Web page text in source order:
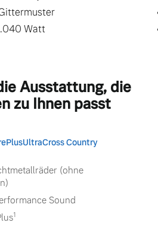
Watt
Ausstattung, die
zu Ihnen passt
PlusUltraCross Country
(ohne
Sound
1